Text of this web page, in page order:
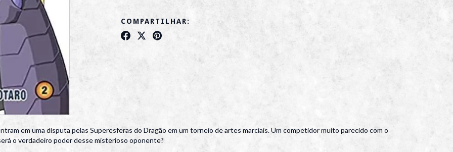
COMPARTILHAR:
em uma disputa pelas Superesferas do Dragão em um torneio de artes marciais. Um competidor muito parecido com o
o verdadeiro poder desse misterioso oponente?